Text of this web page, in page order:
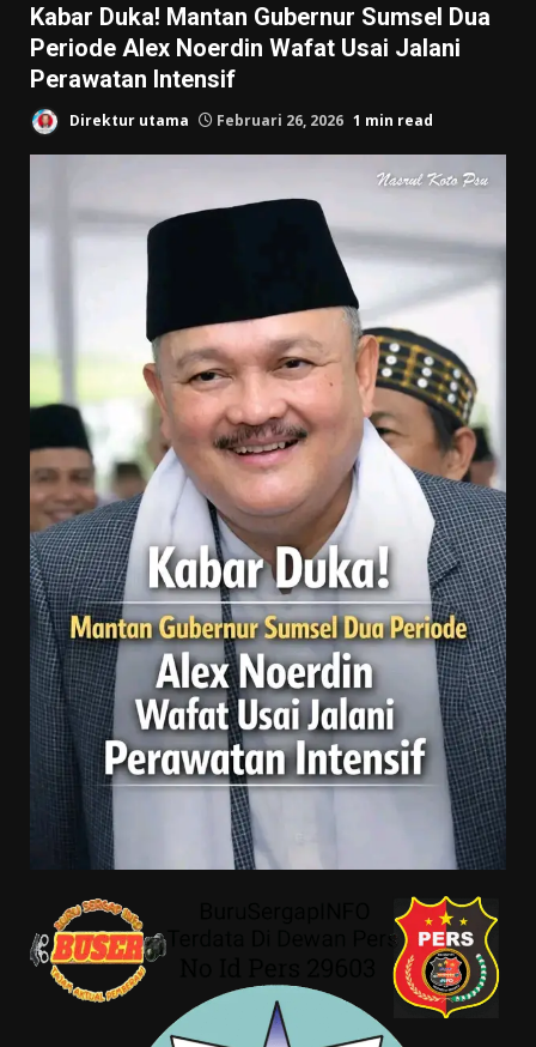
Kabar Duka! Mantan Gubernur Sumsel Dua
Periode Alex Noerdin Wafat Usai Jalani
Perawatan Intensif
Direktur utama Februari 26, 2026 1 min read